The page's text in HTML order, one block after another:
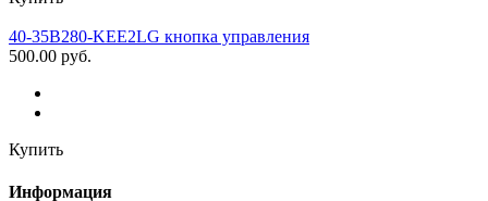
40-35B280-KEE2LG кнопка управления
500.00 руб.
Купить
Информация